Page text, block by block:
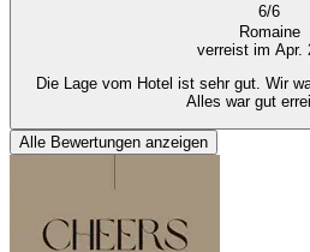
6/6
Romaine
verreist im Apr.
Die Lage vom Hotel ist sehr gut. Wir
Alles war gut
Alle Bewertungen anzeigen